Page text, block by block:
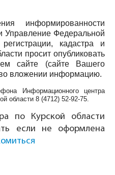
информированности
Управление Федеральной
кадастра и
просит опубликовать
сайте (сайте Вашего
вложении информацию.
Информационного центра
области 8 (4712) 52-92-75.
по Курской области
если не оформлена